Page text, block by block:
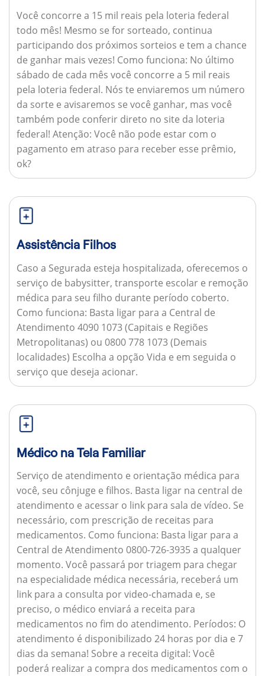
Você concorre a 15 mil reais pela loteria federal
todo mês! Mesmo se for sorteado, continua
participando dos próximos sorteios e tem a chance
de ganhar mais vezes! Como funciona: No último
sábado de cada mês você concorre a 5 mil reais
pela loteria federal. Nós te enviaremos um número
da sorte e avisaremos se você ganhar, mas você
também pode conferir direto no site da loteria
federal! Atenção: Você não pode estar com o
pagamento em atraso para receber esse prêmio,
ok?
Assistência Filhos
Caso a Segurada esteja hospitalizada, oferecemos o
serviço de babysitter, transporte escolar e remoção
médica para seu filho durante período coberto.
Como funciona: Basta ligar para a Central de
Atendimento 4090 1073 (Capitais e Regiões
Metropolitanas) ou 0800 778 1073 (Demais
localidades) Escolha a opção Vida e em seguida o
serviço que deseja acionar.
Médico na Tela Familiar
Serviço de atendimento e orientação médica para
você, seu cônjuge e filhos. Basta ligar na central de
atendimento e acessar o link para sala de vídeo. Se
necessário, com prescrição de receitas para
medicamentos. Como funciona: Basta ligar para a
Central de Atendimento 0800-726-3935 a qualquer
momento. Você passará por triagem para chegar
na especialidade médica necessária, receberá um
link para a consulta por video-chamada e, se
preciso, o médico enviará a receita para
medicamentos no fim do atendimento. Períodos: O
atendimento é disponibilizado 24 horas por dia e 7
dias da semana! Sobre a receita digital: Você
poderá realizar a compra dos medicamentos com o